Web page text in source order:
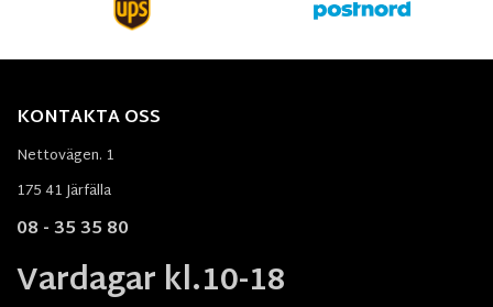
KONTAKTA OSS
Nettovägen. 1
175 41 Järfälla
08 - 35 35 80
Vardagar kl.10-18